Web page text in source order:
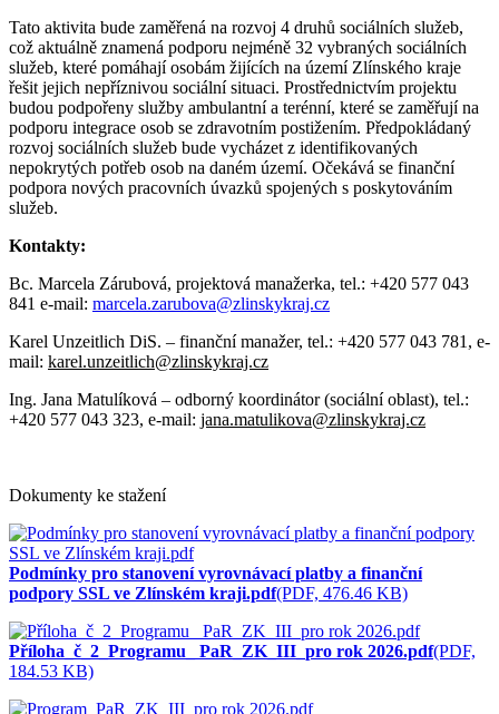
Tato aktivita bude zaměřená na rozvoj 4 druhů sociálních služeb,
což aktuálně znamená podporu nejméně 32 vybraných sociálních
služeb, které pomáhají osobám žijících na území Zlínského kraje
řešit jejich nepříznivou sociální situaci. Prostřednictvím projektu
budou podpořeny služby ambulantní a terénní, které se zaměřují na
podporu integrace osob se zdravotním postižením. Předpokládaný
rozvoj sociálních služeb bude vycházet z identifikovaných
nepokrytých potřeb osob na daném území. Očekává se finanční
podpora nových pracovních úvazků spojených s poskytováním
služeb.
Kontakty:
Bc. Marcela Zárubová, projektová manažerka, tel.: +420 577 043
841 e-mail: marcela.zarubova@zlinskykraj.cz
Karel Unzeitlich DiS. – finanční manažer, tel.: +420 577 043 781, e-
mail: karel.unzeitlich@zlinskykraj.cz
Ing. Jana Matulíková – odborný koordinátor (sociální oblast), tel.:
+420 577 043 323, e-mail: jana.matulikova@zlinskykraj.cz
Dokumenty ke stažení
Podmínky pro stanovení vyrovnávací platby a finanční
podpory SSL ve Zlínském kraji.pdf(PDF, 476.46 KB)
Příloha_č_2_Programu_ PaR_ZK_III_pro rok 2026.pdf(PDF,
184.53 KB)